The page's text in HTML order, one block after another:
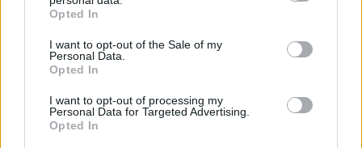
grant or deny consent to Google and its third-party tags to
use your data for below specified purposes in below Google
consent section.
Opted In
I want to opt-out of the Sale of my
Personal Data.
Opted In
I want to opt-out of processing my
Personal Data for Targeted Advertising.
Opted In